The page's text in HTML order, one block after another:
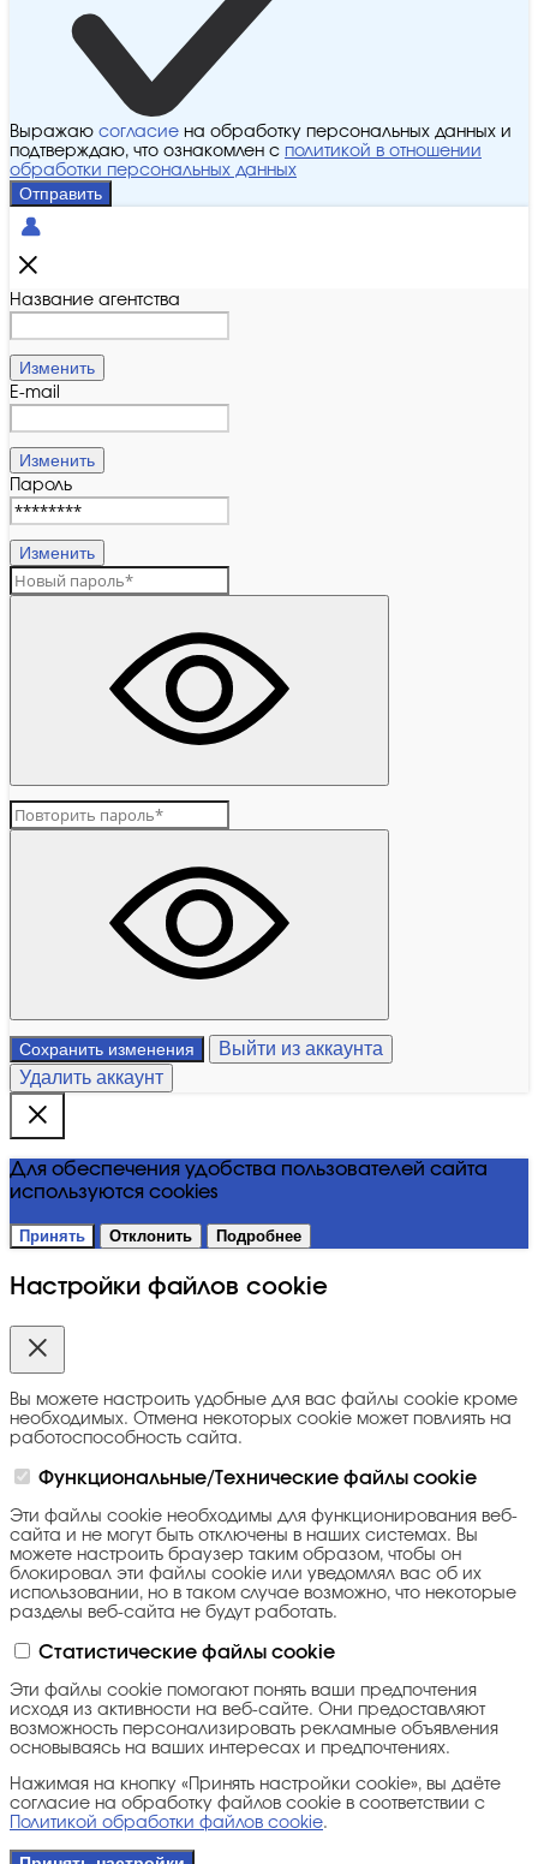
Выражаю согласие на обработку персональных данных и
подтверждаю, что ознакомлен с политикой в отношении
обработки персональных данных
Отправить
Название агентства
Изменить
E-mail
Изменить
Пароль
Изменить
Сохранить изменения
Выйти из аккаунта
Удалить аккаунт
Для обеспечения удобства пользователей сайта
используются cookies
Принять Отклонить Подробнее
Настройки файлов cookie
Вы можете настроить удобные для вас файлы cookie кроме
необходимых. Отмена некоторых cookie может повлиять на
работоспособность сайта.
Функциональные/Технические файлы cookie
Эти файлы cookie необходимы для функционирования веб-
сайта и не могут быть отключены в наших системах. Вы
можете настроить браузер таким образом, чтобы он
блокировал эти файлы cookie или уведомлял вас об их
использовании, но в таком случае возможно, что некоторые
разделы веб-сайта не будут работать.
Статистические файлы cookie
Эти файлы cookie помогают понять ваши предпочтения
исходя из активности на веб-сайте. Они предоставляют
возможность персонализировать рекламные объявления
основываясь на ваших интересах и предпочтениях.
Нажимая на кнопку «Принять настройки cookie», вы даёте
согласие на обработку файлов cookie в соответствии с
Политикой обработки файлов cookie.